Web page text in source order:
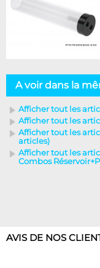
A voir dans la
Afficher tout les
Afficher tout les
Afficher tout les
articles)
Afficher tout les
Combos
AVIS DE NOS